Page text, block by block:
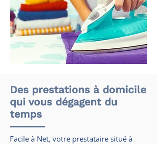
Des prestations à domicile
qui vous dégagent du
temps
Facile à Net, votre prestataire situé à